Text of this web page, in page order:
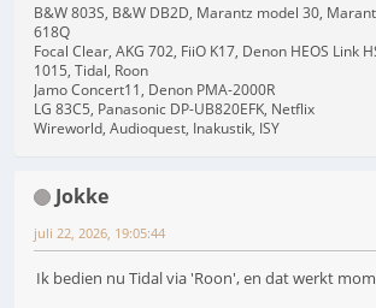
B&W 803S, B&W DB2D, Marantz model 30,
618Q
Focal Clear, AKG 702, FiiO K17, Denon HEOS Link
1015, Tidal, Roon
Jamo Concert11, Denon PMA-2000R
LG 83C5, Panasonic DP-UB820EFK, Netflix
Wireworld, Audioquest, Inakustik, ISY
Jokke
juli 22, 2026, 19:05:44
Ik bedien nu Tidal via 'Roon', en dat werkt